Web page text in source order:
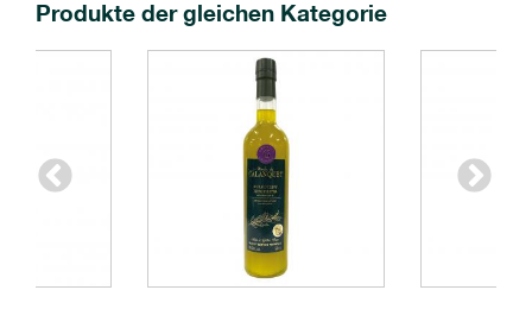
Produkte der gleichen Kategorie